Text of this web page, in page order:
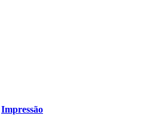
Impressão